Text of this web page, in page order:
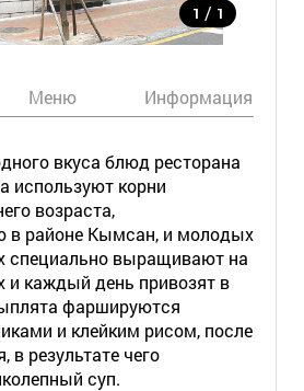
1 / 1
Меню Информация
вкуса блюд ресторана
используют корни
возраста,
в районе Кымсан, и молодых
специально выращивают на
каждый день привозят в
фаршируются
и клейким рисом, после
в результате чего
суп.